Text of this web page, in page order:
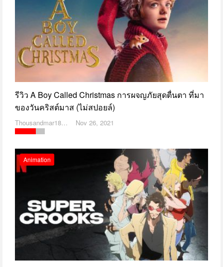
รีวิว A Boy Called Christmas การผจญภัยสุดตื่นตา ที่มา
ของวันคริสต์มาส (ไม่สปอยล์)
Thousandmar1869 Nov 26, 2021
Animation